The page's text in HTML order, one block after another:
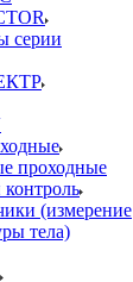
серии
проходные
(измерение
тела)